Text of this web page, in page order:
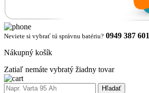
Neviete si vybrať tú správnu batériu? 0949 387 601
Nákupný košík
Zatiaľ nemáte vybratý žiadny tovar
Hľadať